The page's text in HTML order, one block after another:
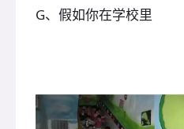
G、假如你在学校里